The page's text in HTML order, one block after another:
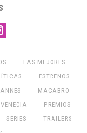
LAS MEJORES
ESTRENOS
MACABRO
VENECIA
PREMIOS
SERIES
TRAILERS